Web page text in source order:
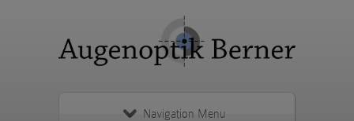
Navigation Menu